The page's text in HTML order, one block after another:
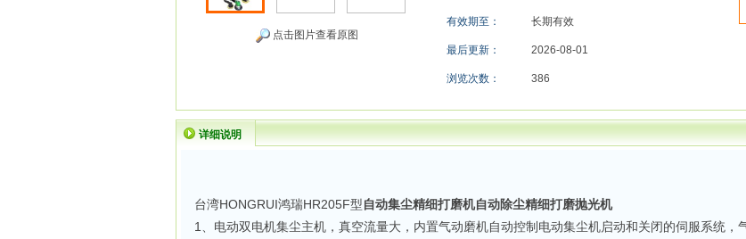
点击图片查看原图
有效期至： 长期有效
最后更新： 2026-08-01
浏览次数： 386
详细说明
台湾HONGRUI鸿瑞HR205F型自动集尘精细打磨机自动除尘精细打磨抛光机
1、电动双电机集尘主机，真空流量大，内置气动磨机自动控制电动集尘机启动和关闭的伺服系统